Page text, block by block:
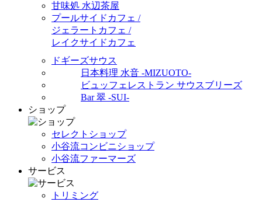
甘味処 水辺茶屋
プールサイドカフェ /
ジェラートカフェ /
レイクサイドカフェ
ドギーズサウス
日本料理 水音 -MIZUOTO-
ビュッフェレストラン サウスブリーズ
Bar 翠 -SUI-
ショップ
セレクトショップ
小谷流コンビニショップ
小谷流ファーマーズ
サービス
トリミング